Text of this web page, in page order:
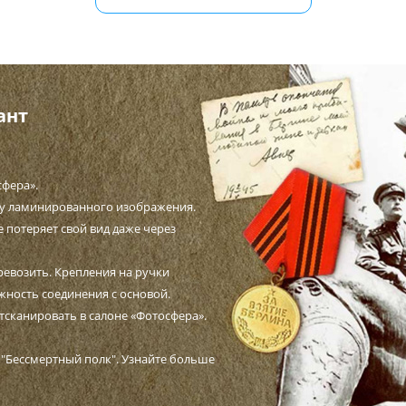
ламинированного изображения.
свой вид даже через
Крепления на ручки
соединения с основой.
в салоне «Фотосфера».
полк". Узнайте больше